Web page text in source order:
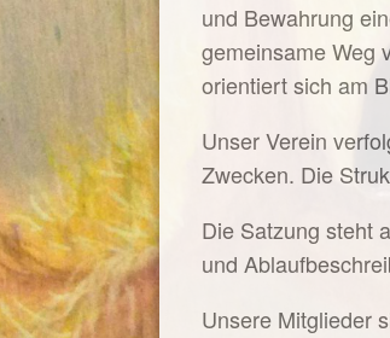
und Bewahrung
gemeinsame Weg
orientiert sich am
Unser Verein
Zwecken. Die
Die Satzung steht
und
Unsere Mitglieder